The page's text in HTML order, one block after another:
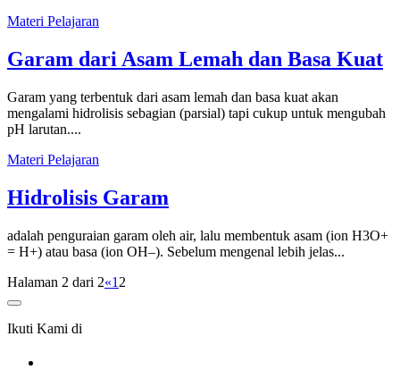
Materi Pelajaran
Garam dari Asam Lemah dan Basa Kuat
Garam yang terbentuk dari asam lemah dan basa kuat akan
mengalami hidrolisis sebagian (parsial) tapi cukup untuk mengubah
pH larutan....
Materi Pelajaran
Hidrolisis Garam
adalah penguraian garam oleh air, lalu membentuk asam (ion H3O+
= H+) atau basa (ion OH–). Sebelum mengenal lebih jelas...
Halaman 2 dari 2«1 2
Ikuti Kami di